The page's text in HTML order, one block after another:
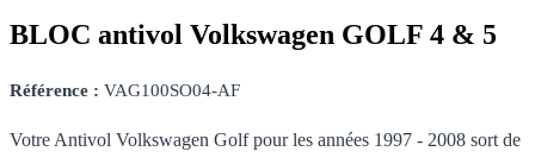
BLOC antivol Volkswagen GOLF 4 & 5
Référence : VAG100SO04-AF
Votre Antivol Volkswagen Golf pour les années 1997 - 2008 sort de